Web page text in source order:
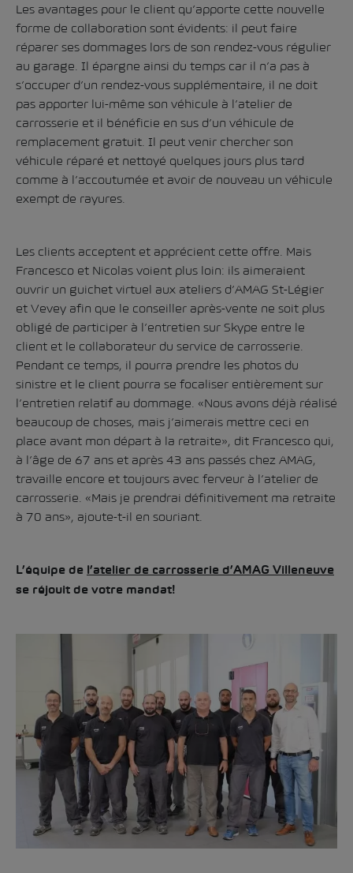
Les avantages pour le client qu’apporte cette nouvelle
forme de collaboration sont évidents: il peut faire
réparer ses dommages lors de son rendez-vous régulier
au garage. Il épargne ainsi du temps car il n’a pas à
s’occuper d’un rendez-vous supplémentaire, il ne doit
pas apporter lui-même son véhicule à l’atelier de
carrosserie et il bénéficie en sus d’un véhicule de
remplacement gratuit. Il peut venir chercher son
véhicule réparé et nettoyé quelques jours plus tard
comme à l’accoutumée et avoir de nouveau un véhicule
exempt de rayures.
Les clients acceptent et apprécient cette offre. Mais
Francesco et Nicolas voient plus loin: ils aimeraient
ouvrir un guichet virtuel aux ateliers d’AMAG St-Légier
et Vevey afin que le conseiller après-vente ne soit plus
obligé de participer à l’entretien sur Skype entre le
client et le collaborateur du service de carrosserie.
Pendant ce temps, il pourra prendre les photos du
sinistre et le client pourra se focaliser entièrement sur
l’entretien relatif au dommage. «Nous avons déjà réalisé
beaucoup de choses, mais j’aimerais mettre ceci en
place avant mon départ à la retraite», dit Francesco qui,
à l’âge de 67 ans et après 43 ans passés chez AMAG,
travaille encore et toujours avec ferveur à l’atelier de
carrosserie. «Mais je prendrai définitivement ma retraite
à 70 ans», ajoute-t-il en souriant.
L’équipe de l’atelier de carrosserie d’AMAG Villeneuve
se réjouit de votre mandat!